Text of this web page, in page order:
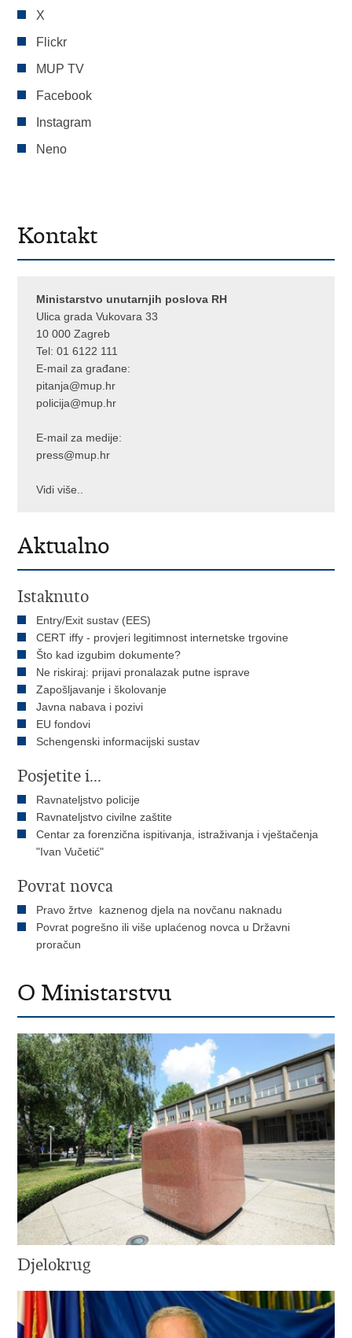
X
Flickr
MUP TV
Facebook
Instagram
Neno
Kontakt
Ministarstvo unutarnjih poslova RH
Ulica grada Vukovara 33
10 000 Zagreb
Tel:01 6122 111
E-mail za građane:
pitanja@mup.hr
policija@mup.hr
E-mail za medije:
press@mup.hr
Vidi više..
Aktualno
Istaknuto
Entry/Exit sustav (EES)
CERT iffy - provjeri legitimnost internetske trgovine
Što kad izgubim dokumente?
Ne riskiraj: prijavi pronalazak putne isprave
Zapošljavanje i školovanje
Javna nabava i pozivi
EU fondovi
Schengenski informacijski sustav
Posjetite i...
Ravnateljstvo policije
Ravnateljstvo civilne zaštite
Centar za forenzična ispitivanja, istraživanja i vještačenja
"Ivan Vučetić"
Povrat novca
Pravo žrtve kaznenog djela na novčanu naknadu
Povrat pogrešno ili više uplaćenog novca u Državni
proračun
O Ministarstvu
Djelokrug